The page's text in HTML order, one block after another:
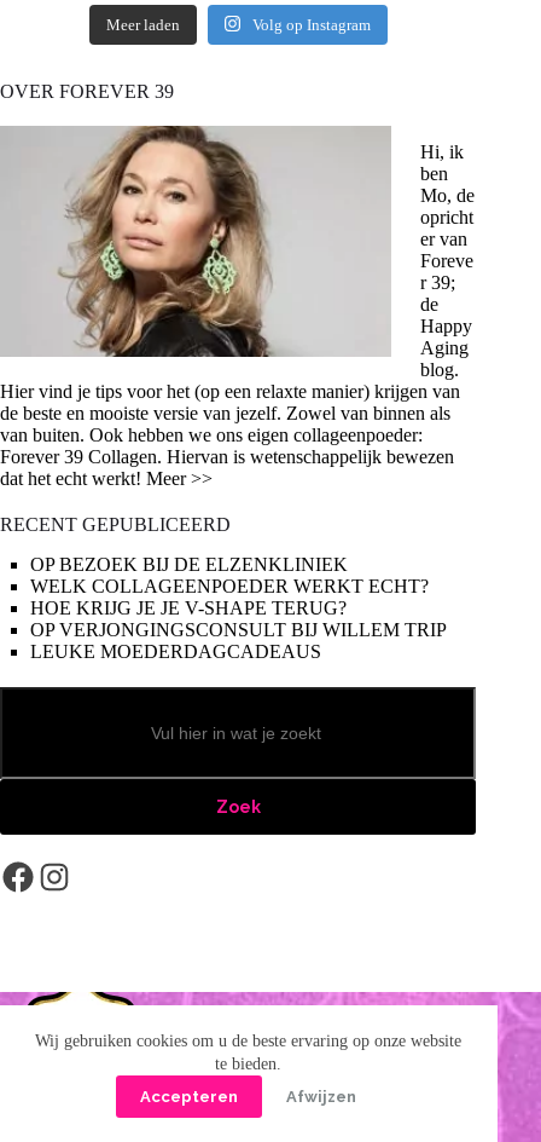
Wij gebruiken cookies om u de beste ervaring op onze website
te bieden.
Accepteren
Afwijzen
Meer laden Volg op Instagram
OVER FOREVER 39
Hi, ik
ben
Mo, de
opricht
er van
Foreve
r 39;
de
Happy
Aging
blog.
Hier vind je tips voor het (op een relaxte manier) krijgen van
de beste en mooiste versie van jezelf. Zowel van binnen als
van buiten. Ook hebben we ons eigen collageenpoeder:
Forever 39 Collagen. Hiervan is wetenschappelijk bewezen
dat het echt werkt! Meer >>
RECENT GEPUBLICEERD
OP BEZOEK BIJ DE ELZENKLINIEK
WELK COLLAGEENPOEDER WERKT ECHT?
HOE KRIJG JE JE V-SHAPE TERUG?
OP VERJONGINGSCONSULT BIJ WILLEM TRIP
LEUKE MOEDERDAGCADEAUS
Zoeken
Zoek
Facebook
Instagram